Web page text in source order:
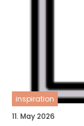
inspiration
11. May 2026